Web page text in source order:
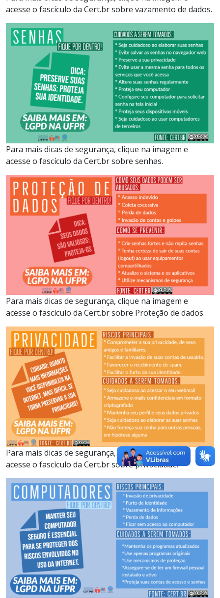
acesse o fascículo da Cert.br sobre vazamento de dados.
Para mais dicas de segurança, clique na imagem e
acesse o fascículo da Cert.br sobre senhas.
Para mais dicas de segurança, clique na imagem e
acesse o fascículo da Cert.br sobre Proteção de dados.
Para mais dicas de segurança, clique na imagem e
acesse o fascículo da Cert.br sobre privacidade.